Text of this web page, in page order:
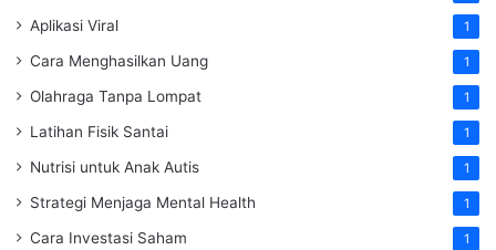
Aplikasi Viral 1
Cara Menghasilkan Uang 1
Olahraga Tanpa Lompat 1
Latihan Fisik Santai 1
Nutrisi untuk Anak Autis 1
Strategi Menjaga Mental Health 1
Cara Investasi Saham 1